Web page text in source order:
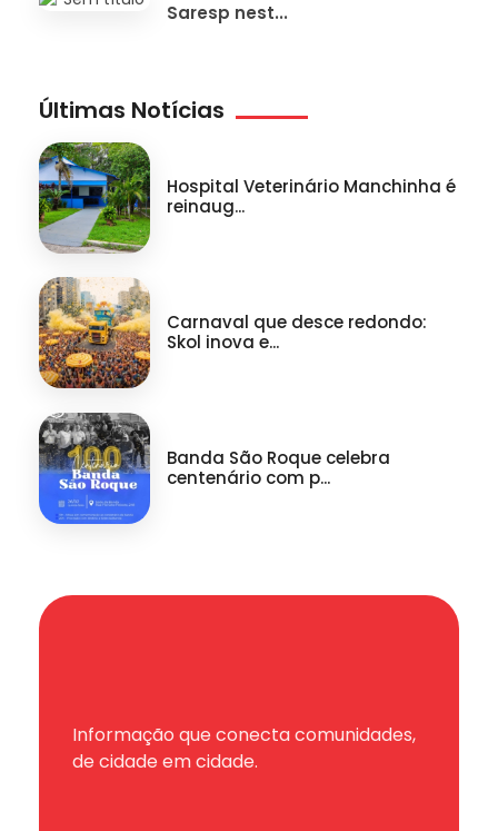
Saresp nest...
Últimas Notícias
Hospital Veterinário Manchinha é
reinaug...
Carnaval que desce redondo:
Skol inova e...
Banda São Roque celebra
centenário com p...
Informação que conecta comunidades,
de cidade em cidade.